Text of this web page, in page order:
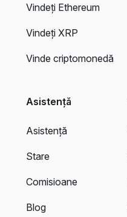
Vindeți Ethereum
Vindeți XRP
Vinde criptomonedă
Asistență
Asistență
Stare
Comisioane
Blog